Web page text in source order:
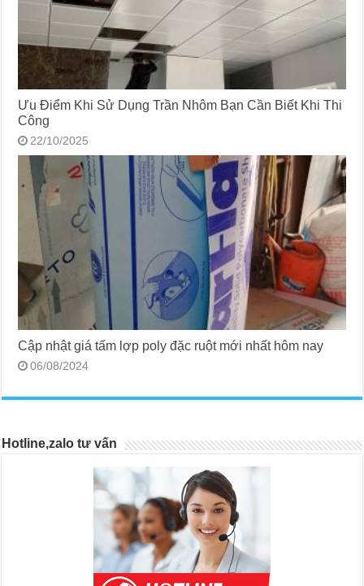
Ưu Điểm Khi Sử Dụng Trần Nhôm Bạn Cần Biết Khi Thi
Công
22/10/2025
Cập nhật giá tấm lợp poly đặc ruột mới nhất hôm nay
06/08/2024
Hotline,zalo tư vấn